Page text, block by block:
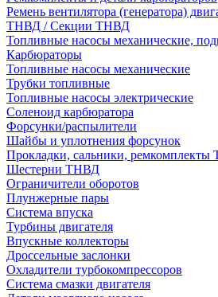
Ремень вентилятора (генератора)
ТНВД / Секции ТНВД
Топливные насосы механические,
Карбюраторы
Топливные насосы механические
Трубки топливные
Топливные насосы электрические
Соленоид карбюратора
Форсунки/распылители
Шайбы и уплотнения форсунок
Прокладки, сальники,
Шестерни ТНВД
Ограничители оборотов
Плунжерные пары
Система впуска
Турбины двигателя
Впускные коллекторы
Дроссельные заслонки
Охладители турбокомпрессоров
Система смазки двигателя